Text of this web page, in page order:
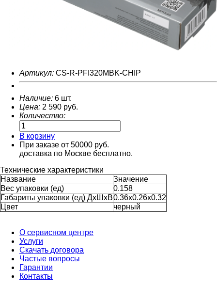
Артикул: CS-R-PFI320MBK-CHIP
Наличие: 6 шт.
Цена: 2 590 руб.
Количество:
В корзину
При заказе от 50000 руб.
доставка по Москве бесплатно.
Технические характеристики
Название
Значение
Вес упаковки (ед)
0.158
Габариты упаковки (ед) ДхШхВ0.36x0.26x0.32
Цвет
черный
О сервисном центре
Услуги
Скачать договора
Частые вопросы
Гарантии
Контакты